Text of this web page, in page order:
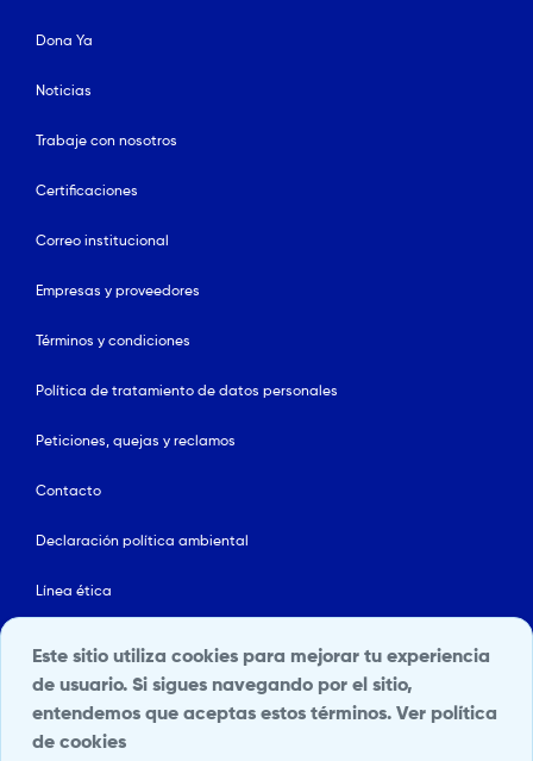
Dona Ya
Noticias
Trabaje con nosotros
Certificaciones
Correo institucional
Empresas y proveedores
Términos y condiciones
Política de tratamiento de datos personales
Peticiones, quejas y reclamos
Contacto
Declaración política ambiental
Línea ética
Política de Seguridad y Salud en el Trabajo
Portal Terceros
Este sitio utiliza cookies para mejorar tu experiencia
de usuario. Si sigues navegando por el sitio,
entendemos que aceptas estos términos.Ver política
de cookies